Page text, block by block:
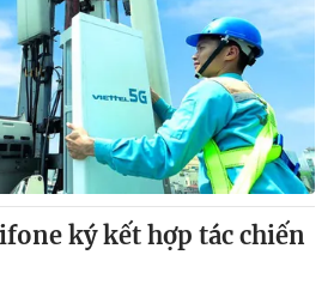
ký kết hợp tác chiến